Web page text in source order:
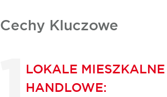
Cechy Kluczowe
LOKALE
HANDLOWE: